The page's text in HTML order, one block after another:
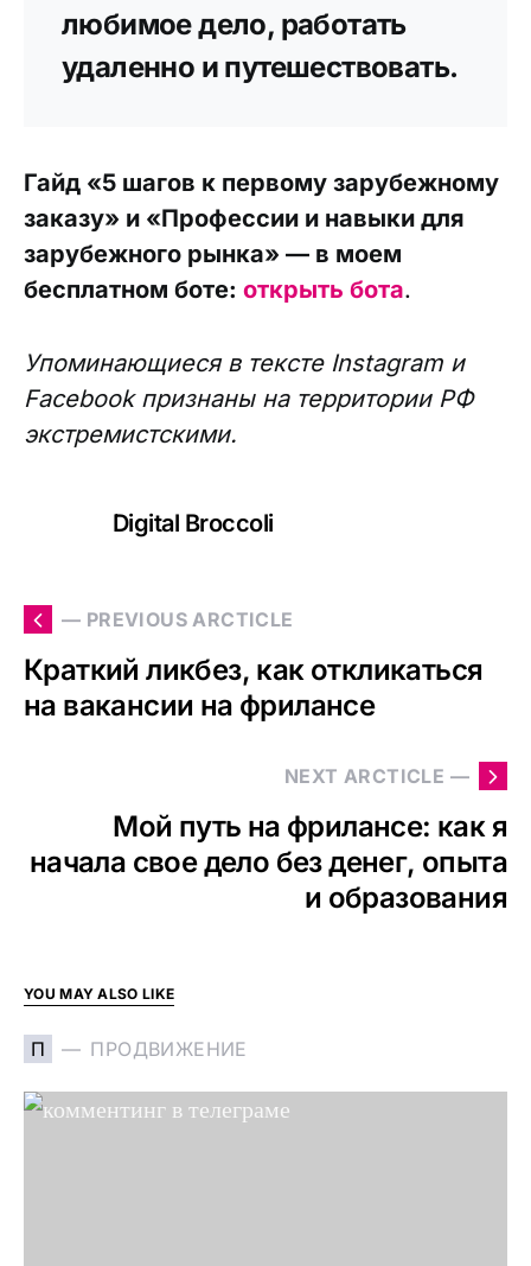
любимое дело, работать
удаленно и путешествовать.
Гайд «5 шагов к первому зарубежному
заказу» и «Профессии и навыки для
зарубежного рынка» — в моем
бесплатном боте: открыть бота.
Упоминающиеся в тексте Instagram и
Facebook признаны на территории РФ
экстремистскими.
Digital Broccoli
— PREVIOUS ARCTICLE
Краткий ликбез, как откликаться
на вакансии на фрилансе
NEXT ARCTICLE —
Мой путь на фрилансе: как я
начала свое дело без денег, опыта
и образования
YOU MAY ALSO LIKE
П ПРОДВИЖЕНИЕ